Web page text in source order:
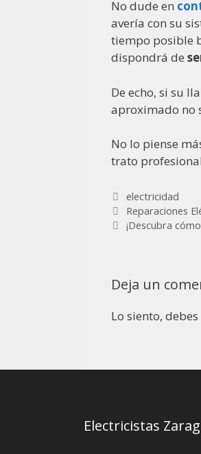
No dude en
avería con su
tiempo posible
dispondrá de
De echo, si su
aproximado no
No lo piense
trato
electricidad
Reparaciones
¡Descubra
Deja un
Lo siento,
Electricistas